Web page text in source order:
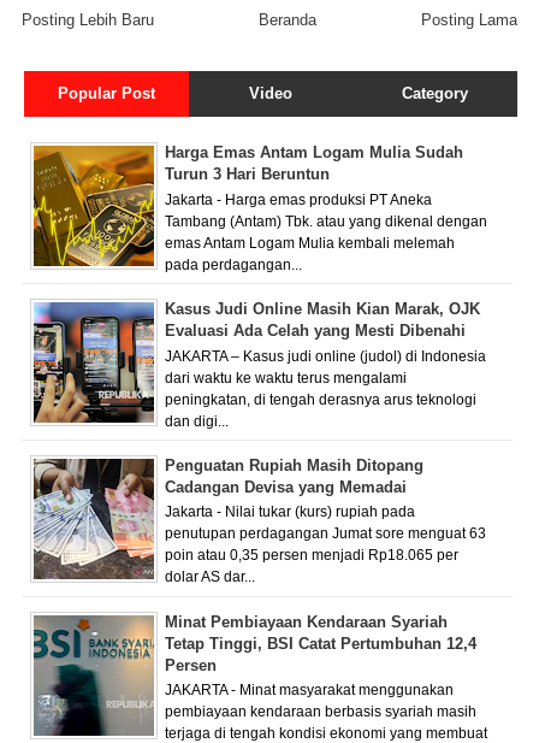
Posting Lebih Baru Posting Lama
Beranda
Popular Post Video Category
Harga Emas Antam Logam Mulia Sudah
Turun 3 Hari Beruntun
Jakarta - Harga emas produksi PT Aneka
Tambang (Antam) Tbk. atau yang dikenal dengan
emas Antam Logam Mulia kembali melemah
pada perdagangan...
Kasus Judi Online Masih Kian Marak, OJK
Evaluasi Ada Celah yang Mesti Dibenahi
JAKARTA – Kasus judi online (judol) di Indonesia
dari waktu ke waktu terus mengalami
peningkatan, di tengah derasnya arus teknologi
dan digi...
Penguatan Rupiah Masih Ditopang
Cadangan Devisa yang Memadai
Jakarta - Nilai tukar (kurs) rupiah pada
penutupan perdagangan Jumat sore menguat 63
poin atau 0,35 persen menjadi Rp18.065 per
dolar AS dar...
Minat Pembiayaan Kendaraan Syariah
Tetap Tinggi, BSI Catat Pertumbuhan 12,4
Persen
JAKARTA - Minat masyarakat menggunakan
pembiayaan kendaraan berbasis syariah masih
terjaga di tengah kondisi ekonomi yang membuat